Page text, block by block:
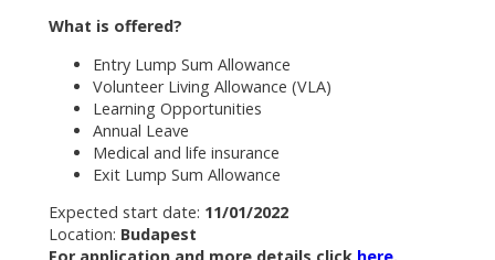
What is offered?
Entry Lump Sum Allowance
Volunteer Living Allowance (VLA)
Learning Opportunities
Annual Leave
Medical and life insurance
Exit Lump Sum Allowance
Expected start date: 11/01/2022
Location: Budapest